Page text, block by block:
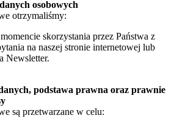
osobowych
otrzymaliśmy:
skorzystania przez Państwa z
na naszej stronie internetowej lub
Newsletter.
podstawa prawna oraz prawnie
są przetwarzane w celu: